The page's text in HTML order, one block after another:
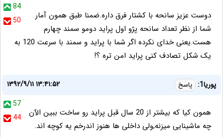
84
50
دوست عزیز سانحه با کشتار فرق داره.ضمنا طبق همون آمار
شما از نظر تعداد سانحه پژو اول پراید دومو سمند چهارم
هست.یعنی خدای نکرده اگر شما با پراید و سمند با سرعت 120 به
یک شکل تصادف کنی پراید امن تره ؟!
پوریا1: پاسخ
۱۳۹۲/۹/۱۱ ۱۳:۴۱:۵۲
57
44
همون کیا که بیشتر از 20 سال قبل پراید رو ساخت ببین الآن
چه ماشینایی میزنه,ولی داخلی ها هنوز اندرخم یه کوچه اند.